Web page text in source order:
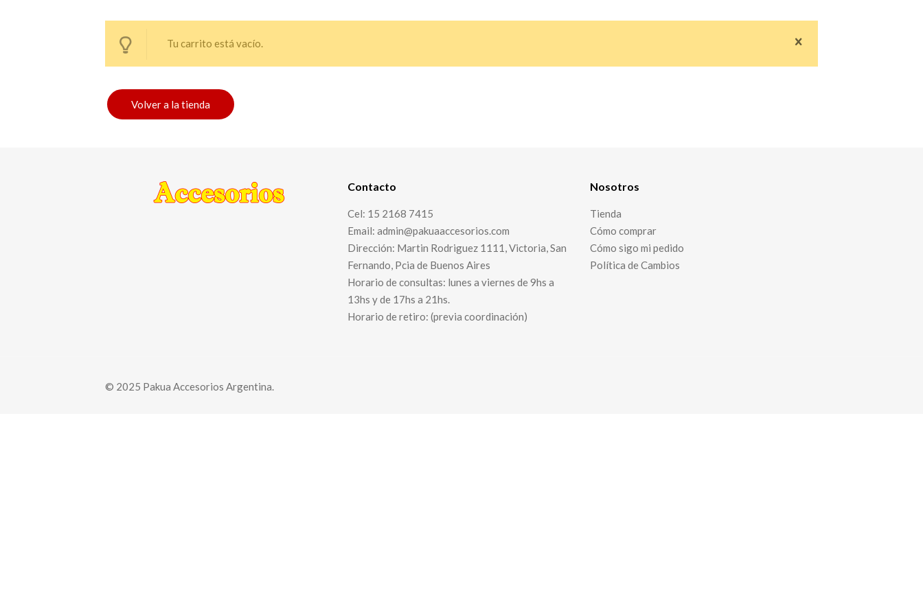
Tu carrito está vacío.
Volver a la tienda
Contacto
Cel: 15 2168 7415
Email: admin@pakuaaccesorios.com
Dirección: Martin Rodriguez 1111, Victoria, San
Fernando, Pcia de Buenos Aires
Horario de consultas: lunes a viernes de 9hs a
13hs y de 17hs a 21hs.
Horario de retiro: (previa coordinación)
Nosotros
Tienda
Cómo comprar
Cómo sigo mi pedido
Política de Cambios
© 2025 Pakua Accesorios Argentina.